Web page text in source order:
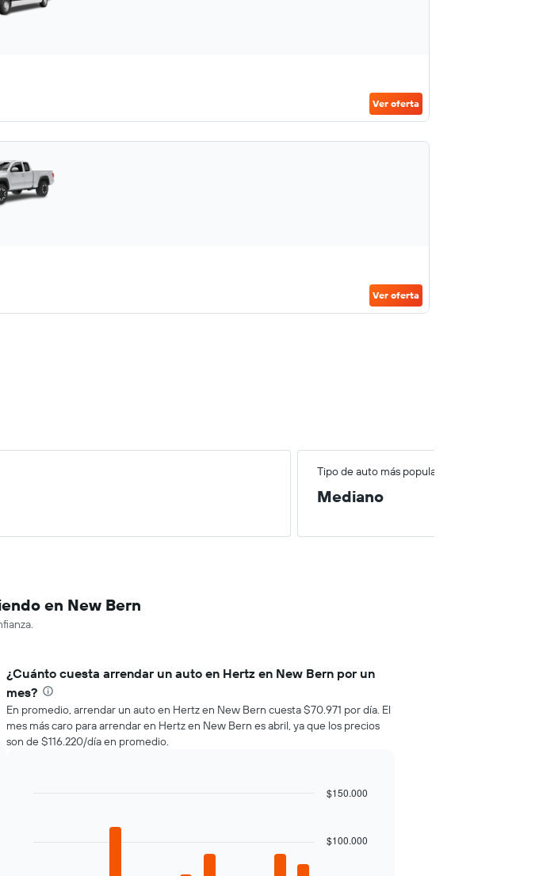
Ver oferta
Ver oferta
Tipo de auto más popular
Mediano
en New Bern
¿Cuánto cuesta arrendar un auto en Hertz en New Bern por un
mes?
En promedio, arrendar un auto en Hertz en New Bern cuesta $70.971 por día. El
mes más caro para arrendar en Hertz en New Bern es abril, ya que los precios
son de $116.220/día en promedio.
$100.000
$150.000